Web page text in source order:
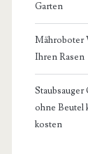
Garten
Mähroboter
Ihren Rasen
Staubsauger
ohne Beutel
kosten